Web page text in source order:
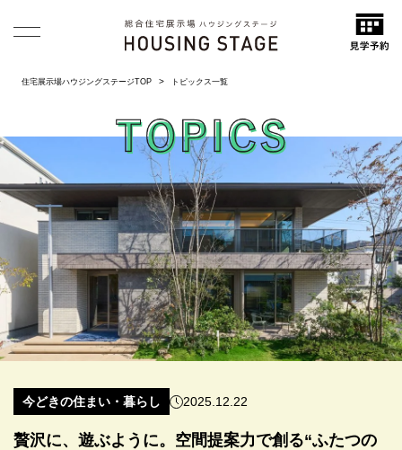
住宅展示場ハウジングステージTOP トピックス一覧
家づくりの雑学 2026.01.27
家を買うときに何から始めるとよい？知っておきた
住宅のマネーと制度 2025.12.23
住宅ローンの分割融資とは何？つなぎ融資との違
今どきの住まい・暮らし 2025.12.22
贅沢に、遊ぶように。空間提案力で創る“ふたつの
今どきの住まい・暮らし 2025.12.11
「外構デザイン」のエキスパート。 積水化学グル
住宅のマネーと制度 2025.12.05
2026年税制改正と住宅資金計画
家づくりの雑学 2025.06.03
シンプルな家とは？おしゃれなデザインの特徴やメ
住宅のマネーと制度 2025.01.08
2025年度最新版 税制改正大綱｜住宅税制が明らか
今どきの住まい・暮らし 2024.08.08
家族が集う邸宅のテクノロジー【セキスイハイム
今どきの住まい・暮らし 2024.04.04
暮らしにとびきりのラグジュアリーを【黒澤工務店
家づくりの雑学 2024.03.22
おしゃれで素敵な家の外観・内観12選！押さえてお